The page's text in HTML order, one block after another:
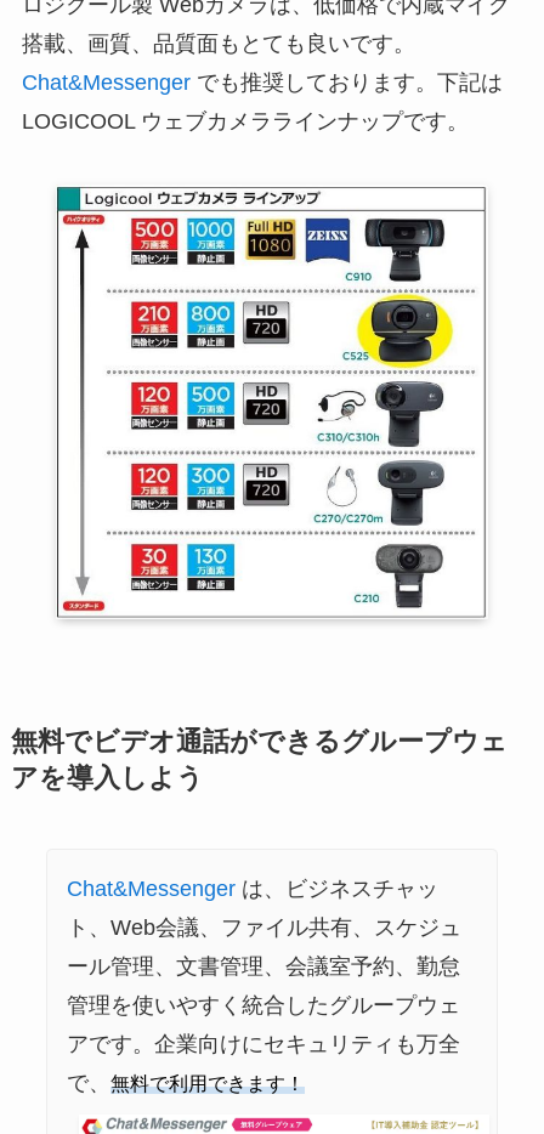
ロジクール製 Webカメラは、低価格で内蔵マイク
搭載、画質、品質面もとても良いです。
Chat&Messengerでも推奨しております。下記は
LOGICOOL ウェブカメララインナップです。
無料でビデオ通話ができるグループウェ
アを導入しよう
Chat&Messenger は、ビジネスチャッ
ト、Web会議、ファイル共有、スケジュ
ール管理、文書管理、会議室予約、勤怠
管理を使いやすく統合したグループウェ
アです。企業向けにセキュリティも万全
で、無料で利用できます！